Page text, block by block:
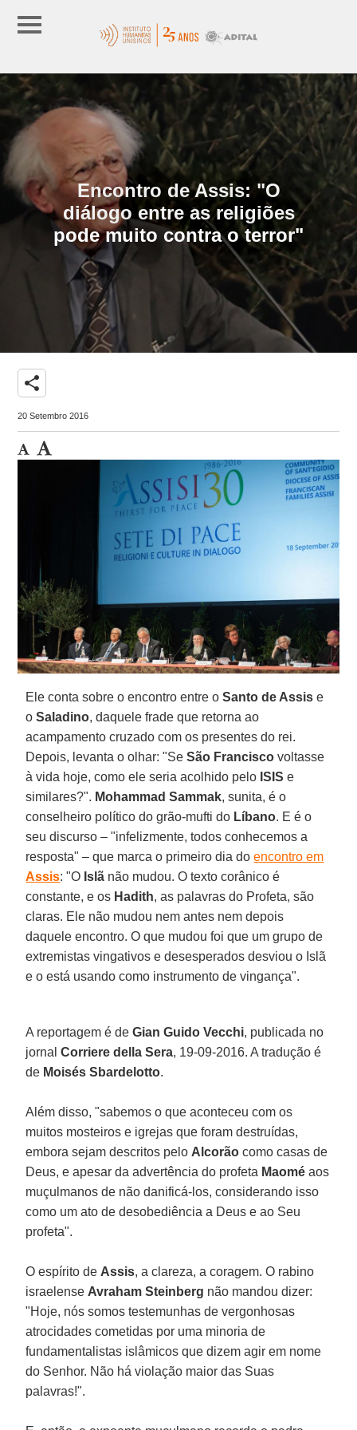
Encontro de Assis: "O
diálogo entre as religiões
pode muito contra o terror"
share
20 Setembro 2016
Ele conta sobre o encontro entre oSanto de Assis e
oSaladino, daquele frade que retorna ao
acampamento cruzado com os presentes do rei.
Depois, levanta o olhar: "SeSão Francisco voltasse
à vida hoje, como ele seria acolhido pelo ISIS e
similares?". Mohammad Sammak, sunita, é o
conselheiro político do grão-mufti do Líbano. E é o
seu discurso – "infelizmente, todos conhecemos a
resposta" – que marca o primeiro dia doencontro em
Assis: "O Islã não mudou. O texto corânico é
constante, e os Hadith, as palavras do Profeta, são
claras. Ele não mudou nem antes nem depois
daquele encontro. O que mudou foi que um grupo de
extremistas vingativos e desesperados desviou o Islã
e o está usando como instrumento de vingança".
A reportagem é deGian Guido Vecchi, publicada no
jornalCorriere della Sera, 19-09-2016. A tradução é
de Moisés Sbardelotto.
Além disso, "sabemos o que aconteceu com os
muitos mosteiros e igrejas que foram destruídas,
embora sejam descritos pelo Alcorão como casas de
Deus, e apesar da advertência do profeta Maomé aos
muçulmanos de não danificá-los, considerando isso
como um ato de desobediência a Deus e ao Seu
profeta".
O espírito de Assis, a clareza, a coragem. O rabino
israelense Avraham Steinberg não mandou dizer:
"Hoje, nós somos testemunhas de vergonhosas
atrocidades cometidas por uma minoria de
fundamentalistas islâmicos que dizem agir em nome
do Senhor. Não há violação maior das Suas
palavras!".